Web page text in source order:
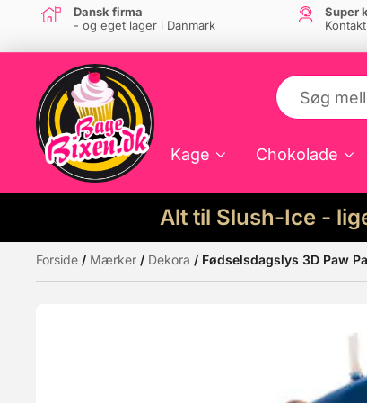
Dansk firma
- og eget lager i Danmark
Super
Kage Chokolade
Alt til Slush-Ice -
Måske kunne nogle af disse produkter
Forside / Mærker / Dekora / Fødselsdagslys 3D Paw